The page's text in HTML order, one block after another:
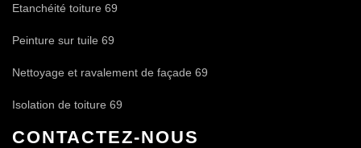
Etanchéité toiture 69
Peinture sur tuile 69
Nettoyage et ravalement de façade 69
Isolation de toiture 69
CONTACTEZ-NOUS